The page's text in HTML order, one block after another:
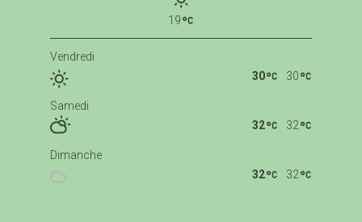
19
Vendredi
30
30
Samedi
32
32
Dimanche
32
32